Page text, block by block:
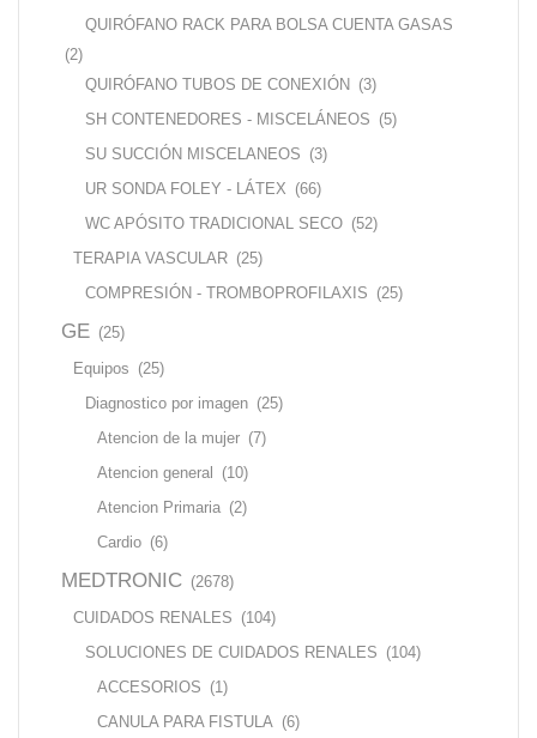
QUIRÓFANO RACK PARA BOLSA CUENTA GASAS
(2)
QUIRÓFANO TUBOS DE CONEXIÓN (3)
SH CONTENEDORES - MISCELÁNEOS (5)
SU SUCCIÓN MISCELANEOS (3)
UR SONDA FOLEY - LÁTEX (66)
WC APÓSITO TRADICIONAL SECO (52)
TERAPIA VASCULAR (25)
COMPRESIÓN - TROMBOPROFILAXIS (25)
GE (25)
Equipos (25)
Diagnostico por imagen (25)
Atencion de la mujer (7)
Atencion general (10)
Atencion Primaria (2)
Cardio (6)
MEDTRONIC (2678)
CUIDADOS RENALES (104)
SOLUCIONES DE CUIDADOS RENALES (104)
ACCESORIOS (1)
CANULA PARA FISTULA (6)